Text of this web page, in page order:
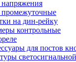
напряжения
промежуточные
на дин-рейку
контрольные
для постов
светосигнальной